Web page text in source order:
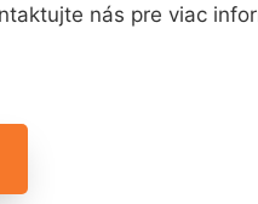
nás pre viac